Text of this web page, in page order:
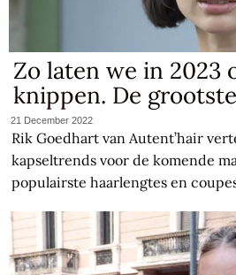
Zo laten we in 2023
knippen. De
21 December 2022
Rik Goedhart van Autent’hair
kapseltrends voor de komende
populairste haarlengtes en